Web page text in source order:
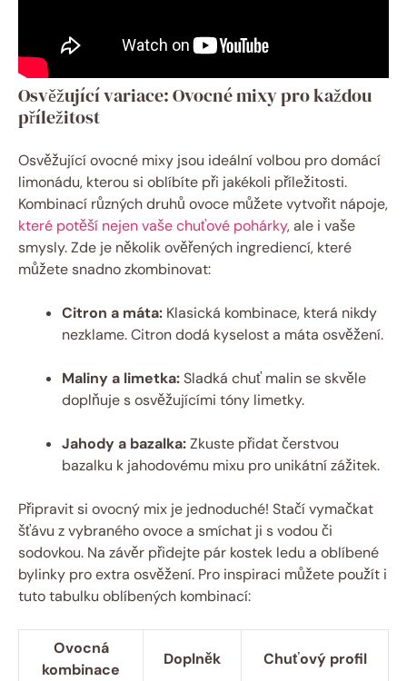
Osvěžující variace: Ovocné mixy pro každou
příležitost
Osvěžující ovocné mixy jsou ideální volbou pro domácí
limonádu, kterou si oblíbíte při jakékoli příležitosti.
Kombinací různých druhů ovoce můžete vytvořit nápoje,
které potěší nejen vaše chuťové pohárky, ale i vaše
smysly. Zde je několik ověřených ingrediencí, které
můžete snadno zkombinovat:
Citron a máta: Klasická kombinace, která nikdy
nezklame. Citron dodá kyselost a máta osvěžení.
Maliny a limetka:Sladká chuť malin se skvěle
doplňuje s osvěžujícími tóny limetky.
Jahody a bazalka:Zkuste přidat čerstvou
bazalku k jahodovému mixu pro unikátní zážitek.
Připravit si ovocný mix je jednoduché! Stačí vymačkat
šťávu z vybraného ovoce a smíchat ji s vodou či
sodovkou. Na závěr přidejte pár kostek ledu a oblíbené
bylinky pro extra osvěžení. Pro inspiraci můžete použít i
tuto tabulku oblíbených kombinací:
Ovocná
kombinace
Doplněk Chuťový profil